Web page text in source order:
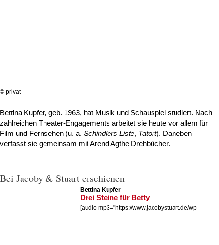
© privat
Bettina Kupfer, geb. 1963, hat Musik und Schauspiel studiert. Nach
zahlreichen Theater-Engagements arbeitet sie heute vor allem für
Film und Fernsehen (u. a. Schindlers Liste, Tatort). Daneben
verfasst sie gemeinsam mit Arend Agthe Drehbücher.
Bei Jacoby & Stuart erschienen
Bettina Kupfer
Drei Steine für Betty
[audio mp3="https://www.jacobystuart.de/wp-